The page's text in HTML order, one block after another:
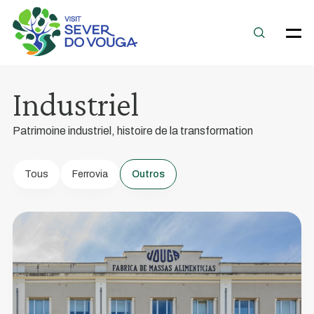
Industriel
Patrimoine industriel, histoire de la transformation
Tous Ferrovia Outros
Ancienne
usine
de
Vouga
Construit
années
et